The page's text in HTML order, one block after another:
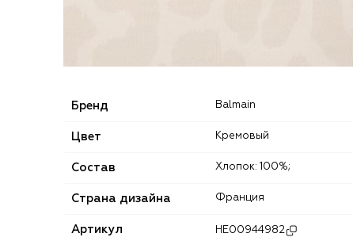
Бренд Balmain
Цвет Кремовый
Состав Хлопок: 100%;
Страна дизайна Франция
Артикул HE00944982